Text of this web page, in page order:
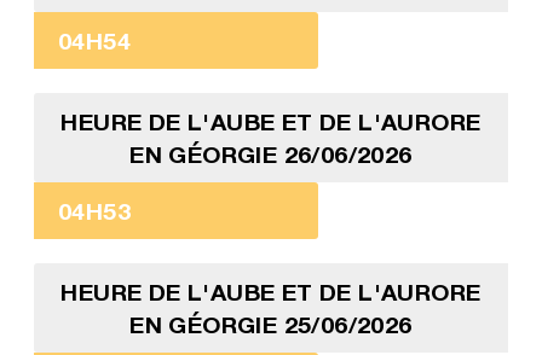
04H54
HEURE DE L'AUBE ET DE L'AURORE
EN GÉORGIE 26/06/2026
04H53
HEURE DE L'AUBE ET DE L'AURORE
EN GÉORGIE 25/06/2026